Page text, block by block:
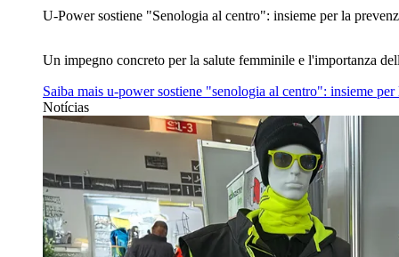
U‑Power sostiene "Senologia al centro": insieme per la
Un impegno concreto per la salute femminile e l'importanza
Saiba mais u‑power sostiene "senologia al centro": insieme
Notícias